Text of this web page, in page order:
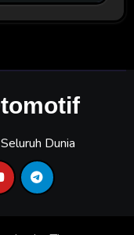
Dunia